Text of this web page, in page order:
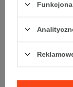
• zewnętrzne:
• tektura falista: 5-
• gramatura:580g/
• kolor:Szary